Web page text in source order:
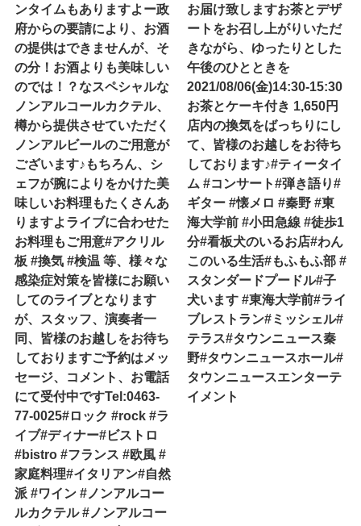
ンタイムもありますよー政
府からの要請により、お酒
の提供はできませんが、そ
の分！お酒よりも美味しい
のでは！？なスペシャルな
ノンアルコールカクテル、
樽から提供させていただく
ノンアルビールのご用意が
ございます♪もちろん、シ
ェフが腕によりをかけた美
味しいお料理もたくさんあ
りますよライブに合わせた
お料理もご用意#アクリル
板 #換気 #検温 等、様々な
感染症対策を皆様にお願い
してのライブとなります
が、スタッフ、演奏者一
同、皆様のお越しをお待ち
しておりますご予約はメッ
セージ、コメント、お電話
にて受付中ですTel:0463-
77-0025#ロック #rock #ラ
イブ#ディナー#ビストロ
#bistro #フランス #欧風 #
家庭料理#イタリアン#自然
派 #ワイン #ノンアルコー
ルカクテル #ノンアルコー
お届け致します️お茶とデザ
ートをお召し上がりいただ
きながら、ゆったりとした
午後のひとときを️
2021/08/06(金)14:30-15:30
お茶とケーキ付き 1,650円
店内の換気をばっちりにし
て、皆様のお越しをお待ち
しております♪#ティータイ
ム #コンサート#弾き語り#
ギター #懐メロ #秦野 #東
海大学前 #小田急線 #徒歩1
分#看板犬のいるお店#わん
このいる生活#もふもふ部 #
スタンダードプードル#子
犬います #東海大学前#ライ
ブレストラン#ミッシェル#
テラス#タウンニュース秦
野#タウンニュースホール#
タウンニュースエンターテ
イメント